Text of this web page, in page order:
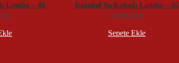
Lamba – 46
₺
İstanbul Su Kabağı Lamba – 45
3.800,00₺
Sepete Ekle